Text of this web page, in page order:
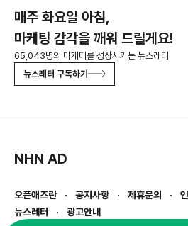
매주 화요일 아침,
마케팅 감각을 깨워 드릴게요!
65,043명의 마케터를 성장시키는 뉴스레터
뉴스레터 구독하기
NHN AD
오픈애즈란 공지사항 제휴문의
뉴스레터
광고안내